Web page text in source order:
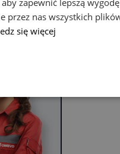
zapewnić lepszą
przez nas wszystkich
się więcej